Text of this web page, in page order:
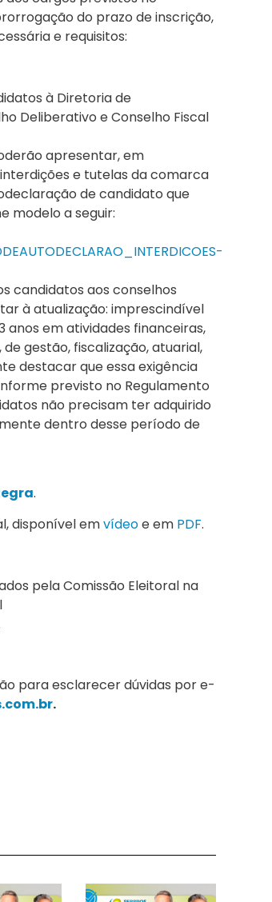
do prazo de inscrição,
e requisitos:
à Diretoria de
Deliberativo e Conselho Fiscal
apresentar, em
e tutelas da comarca
de candidato que
modelo a seguir:
candidatos aos conselhos
à atualização: imprescindível
em atividades financeiras,
gestão, fiscalização, atuarial,
destacar que essa exigência
previsto no Regulamento
não precisam ter adquirido
dentro desse período de
.
disponível emvídeoe em PDF.
pela Comissão Eleitoral na
para esclarecer dúvidas por e-
.